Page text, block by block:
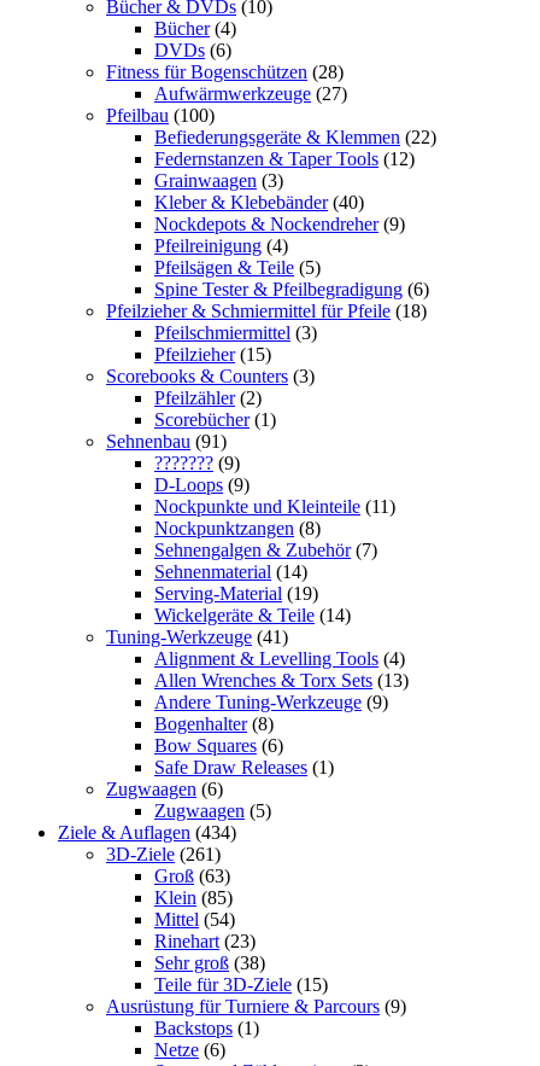
Bücher & DVDs (10)
Bücher (4)
DVDs (6)
Fitness für Bogenschützen (28)
Aufwärmwerkzeuge (27)
Pfeilbau (100)
Befiederungsgeräte & Klemmen (22)
Federnstanzen & Taper Tools (12)
Grainwaagen (3)
Kleber & Klebebänder (40)
Nockdepots & Nockendreher (9)
Pfeilreinigung (4)
Pfeilsägen & Teile (5)
Spine Tester & Pfeilbegradigung (6)
Pfeilzieher & Schmiermittel für Pfeile (18)
Pfeilschmiermittel (3)
Pfeilzieher (15)
Scorebooks & Counters (3)
Pfeilzähler (2)
Scorebücher (1)
Sehnenbau (91)
??????? (9)
D-Loops (9)
Nockpunkte und Kleinteile (11)
Nockpunktzangen (8)
Sehnengalgen & Zubehör (7)
Sehnenmaterial (14)
Serving-Material (19)
Wickelgeräte & Teile (14)
Tuning-Werkzeuge (41)
Alignment & Levelling Tools (4)
Allen Wrenches & Torx Sets (13)
Andere Tuning-Werkzeuge (9)
Bogenhalter (8)
Bow Squares (6)
Safe Draw Releases (1)
Zugwaagen (6)
Zugwaagen (5)
Ziele & Auflagen (434)
3D-Ziele (261)
Groß (63)
Klein (85)
Mittel (54)
Rinehart (23)
Sehr groß (38)
Teile für 3D-Ziele (15)
Ausrüstung für Turniere & Parcours (9)
Backstops (1)
Netze (6)